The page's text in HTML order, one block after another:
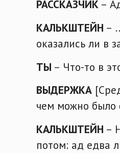
РАССКАЗЧИК –
КАЛЬКШТЕЙН –
оказались ли в
ТЫ – Что-то в
ВЫДЕРЖКА
чем можно было
КАЛЬКШТЕЙН –
потом: ад едва